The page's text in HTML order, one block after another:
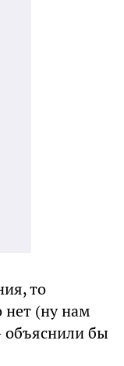
то
нет (ну нам
объяснили бы